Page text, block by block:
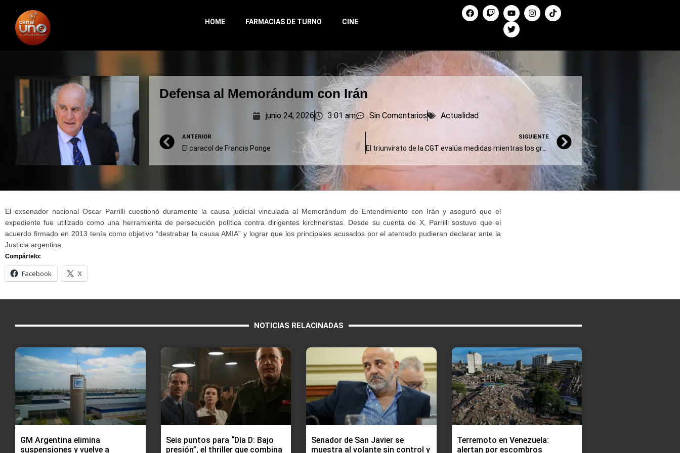
HOME FARMACIAS DE TURNO CINE
Defensa al Memorándum con Irán
junio 24, 2026 3:01 am Sin Comentarios Actualidad
ANTERIOR
El caracol de Francis Ponge
SIGUIENTE
El triunvirato de la CGT evalúa medidas mientras los gremios duros piden un paro de 36 horas
El exsenador nacional Oscar Parrilli cuestionó duramente la causa judicial vinculada al Memorándum de Entendimiento con Irán y aseguró que el
expediente fue utilizado como una herramienta de persecución política contra dirigentes kirchneristas. Desde su cuenta de X, Parrilli sostuvo que el
acuerdo firmado en 2013 tenía como objetivo “destrabar la causa AMIA” y lograr que los principales acusados por el atentado pudieran declarar ante la
Justicia argentina.
Compártelo:
Facebook X
NOTICIAS RELACINADAS
GM Argentina elimina
suspensiones y vuelve a
Seis puntos para “Día D: Bajo
presión”, el thriller que combina
Senador de San Javier se
muestra al volante sin control y
Terremoto en Venezuela:
alertan por escombros